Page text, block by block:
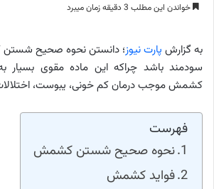
خواندن این مطلب 3 دقیقه زمان میبرد
به گزارش پارت نیوز؛ دانستن نحوه صحیح شستن
سودمند باشد چراکه این ماده مقوی بسیار
کشمش موجب درمان کم خونی، یبوست،
فهرست
نحوه صحیح شستن کشمش
فواید کشمش